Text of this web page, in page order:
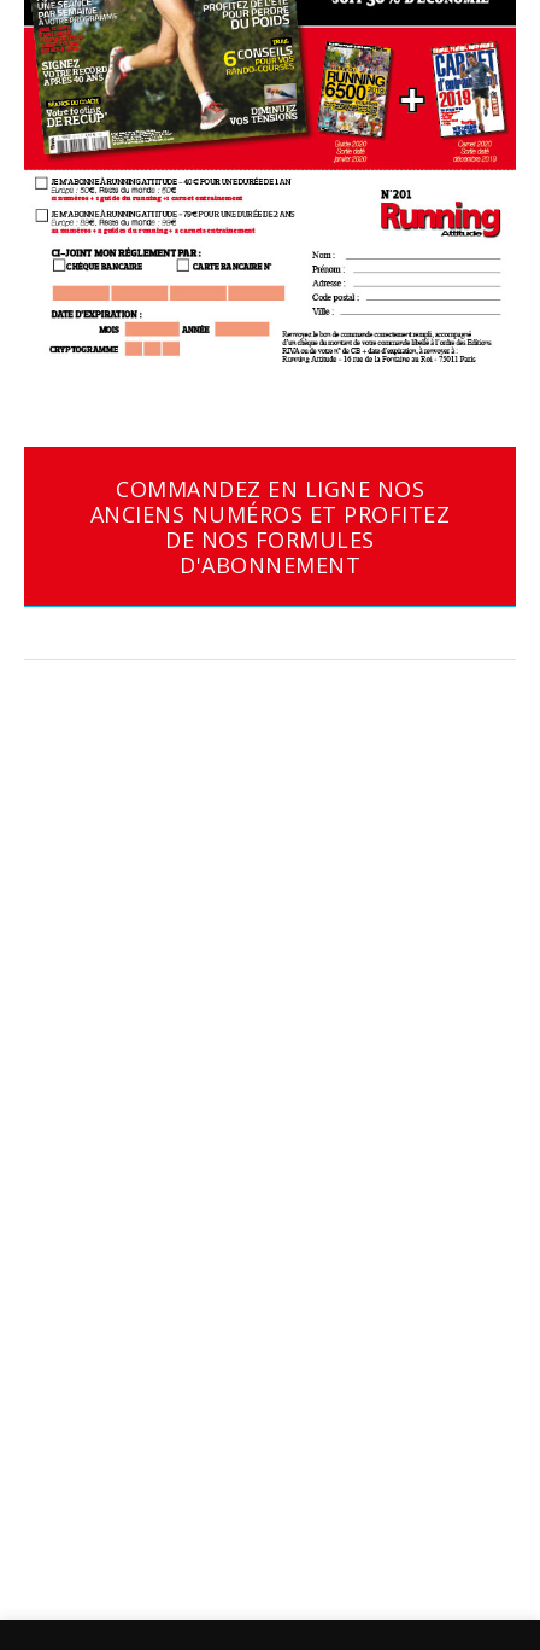
COMMANDEZ EN LIGNE NOS
ANCIENS NUMÉROS ET PROFITEZ
DE NOS FORMULES
D'ABONNEMENT